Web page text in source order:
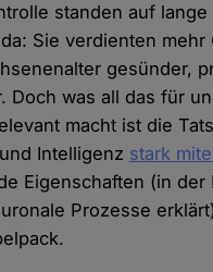
standen auf lange
Sie verdienten mehr
gesünder,
Doch was all das für
macht ist die
Intelligenz stark
Eigenschaften (in der
Prozesse